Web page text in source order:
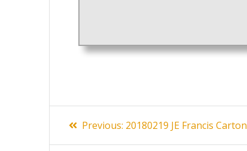
Navigation
Previous: Previous
20180219 JE Francis Carton